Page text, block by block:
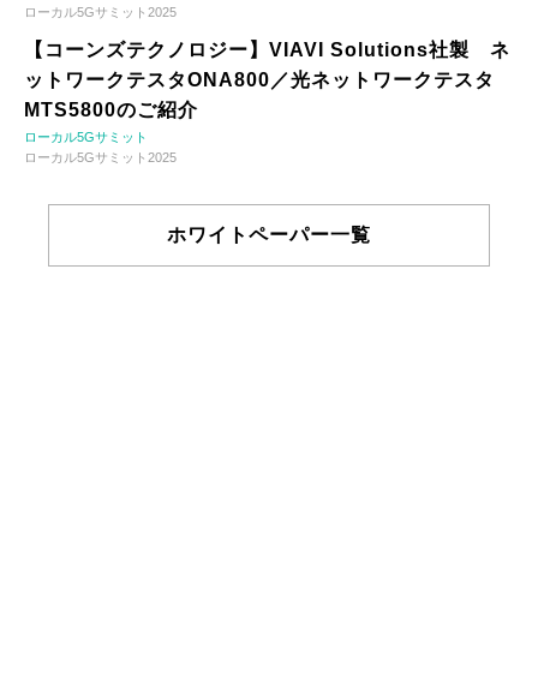
ローカル5Gサミット2025
【コーンズテクノロジー】VIAVI Solutions社製 ネ
ットワークテスタONA800／光ネットワークテスタ
MTS5800のご紹介
ローカル5Gサミット
ローカル5Gサミット2025
ホワイトペーパー一覧